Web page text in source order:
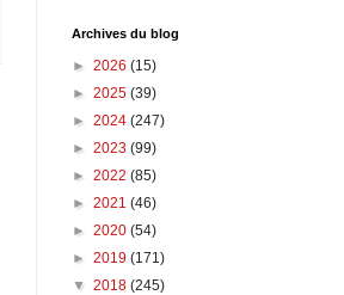
Archives du blog
► 2026 (15)
► 2025 (39)
► 2024 (247)
► 2023 (99)
► 2022 (85)
► 2021 (46)
► 2020 (54)
► 2019 (171)
▼ 2018 (245)